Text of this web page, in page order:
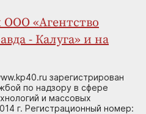
ООО «Агентство
- Калуга» и на
зарегистрирован
по надзору в сфере
и массовых
г. Регистрационный номер: